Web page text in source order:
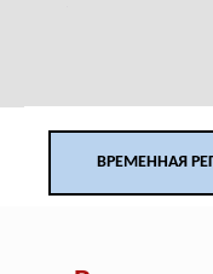
ВРЕМЕННАЯ